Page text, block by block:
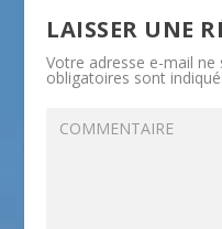
LAISSER UNE
Votre adresse e-mail ne
obligatoires sont